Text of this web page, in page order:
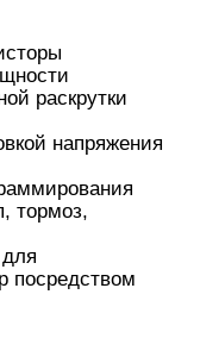
раскрутки
напряжения
тормоз,
посредством